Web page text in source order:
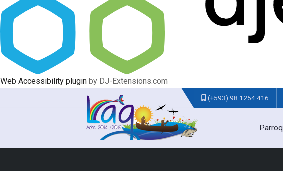
Web Accessibility plugin by DJ-Extensions.com
(+593) 98 1254 416